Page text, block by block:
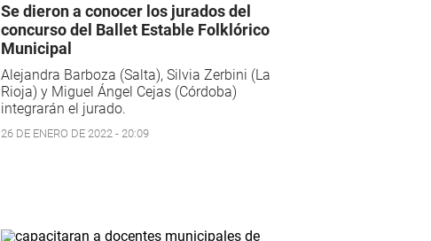
Se dieron a conocer los jurados del
concurso del Ballet Estable Folklórico
Municipal
Alejandra Barboza (Salta), Silvia Zerbini (La
Rioja) y Miguel Ángel Cejas (Córdoba)
integrarán el jurado.
26 DE ENERO DE 2022 - 20:09